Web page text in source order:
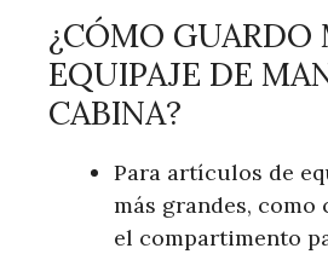
¿CÓMO GUARDO
EQUIPAJE DE
CABINA?
Para artículos de
más grandes,
el compartimento